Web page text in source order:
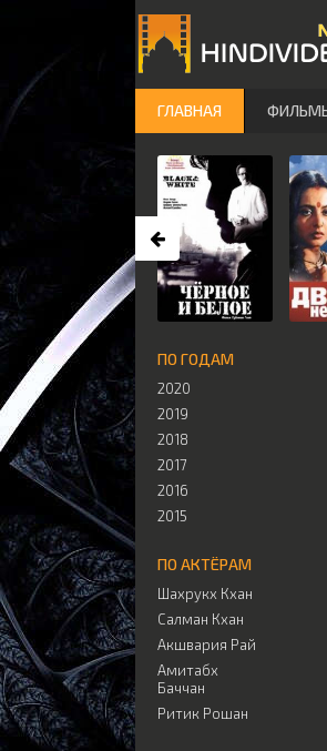
ПО ГОДАМ
2020
2019
2018
2017
2016
2015
ПО АКТЁРАМ
Шахрукх Кхан
Салман Кхан
Акшвария Рай
Амитабх
Баччан
Ритик Рошан
ГЛАВНАЯ